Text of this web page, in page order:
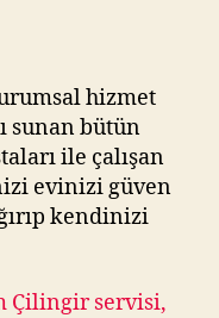
hizmet
sunan bütün
ile çalışan
evinizi güven
kendinizi
Çilingir servisi,